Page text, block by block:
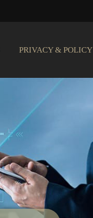
PRIVACY & POLICY